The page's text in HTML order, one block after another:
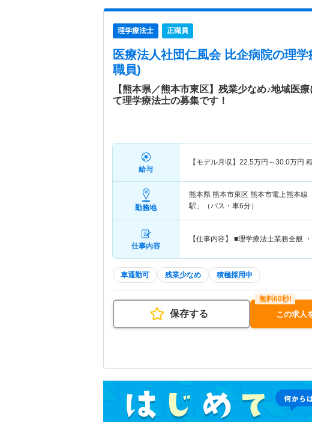
理学療法士 正職員
医療法人社団仁風会 比企病院の理学
職員)
【熊本県／熊本市東区】残業少なめ♪地域医
て理学療法士の募集です！
給与
【モデル月収】 22.5万円～30.0万円
勤務地
熊本県 熊本市東区 熊本市電上熊本線
駅」（バス・車6分）
仕事内容
【仕事内容】 ■理学療法士業務全般
車通勤可 残業少なめ 積極採用中
保存する この求人